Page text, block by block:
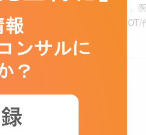
戦略・ベンダーコントロール）、
PT/理学療法士、医療従事者／OT/